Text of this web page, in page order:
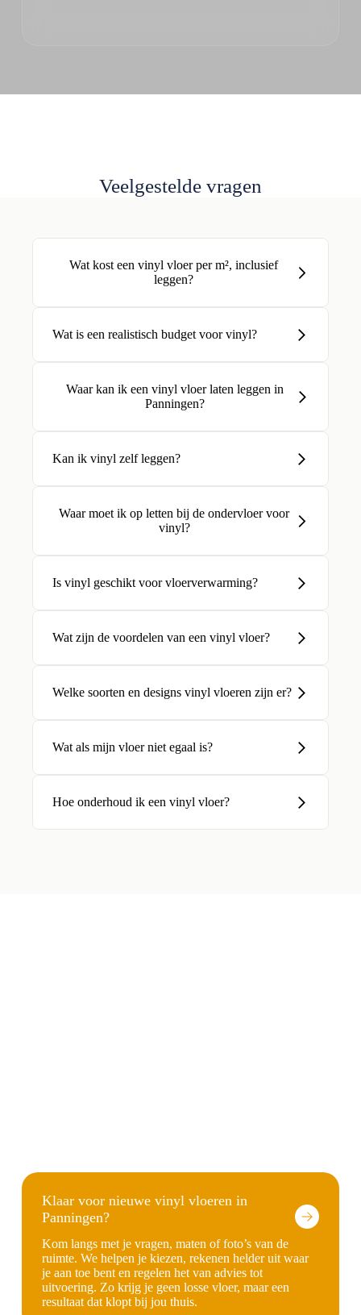
Veelgestelde vragen
Wat kost een vinyl vloer per m², inclusief
leggen?
Wat is een realistisch budget voor vinyl?
Waar kan ik een vinyl vloer laten leggen in
Panningen?
Kan ik vinyl zelf leggen?
Waar moet ik op letten bij de ondervloer voor
vinyl?
Is vinyl geschikt voor vloerverwarming?
Wat zijn de voordelen van een vinyl vloer?
Welke soorten en designs vinyl vloeren zijn er?
Wat als mijn vloer niet egaal is?
Hoe onderhoud ik een vinyl vloer?
Klaar voor nieuwe vinyl vloeren in
Panningen?
Kom langs met je vragen, maten of foto’s van de
ruimte. We helpen je kiezen, rekenen helder uit waar
je aan toe bent en regelen het van advies tot
uitvoering. Zo krijg je geen losse vloer, maar een
resultaat dat klopt bij jou thuis.